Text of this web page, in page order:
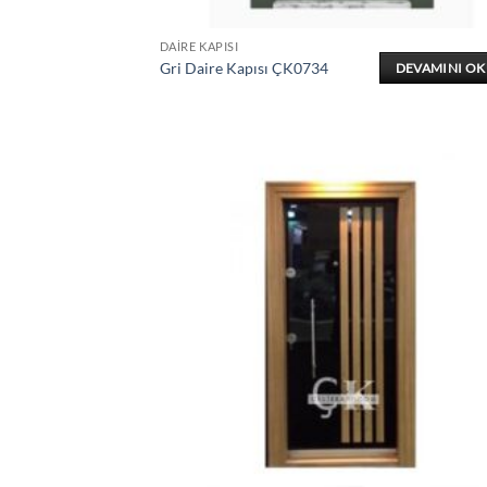
DAIRE KAPISI
Gri Daire Kapısı ÇK0734 DEVAMINI